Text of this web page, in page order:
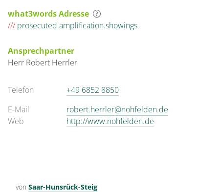
what3words Adresse
/// prosecuted.amplification.showings
Ansprechpartner
Herr Robert Herrler
Telefon
+49 6852 8850
E-Mail
robert.herrler@nohfelden.de
Web
http://www.nohfelden.de
von Saar-Hunsrück-Steig